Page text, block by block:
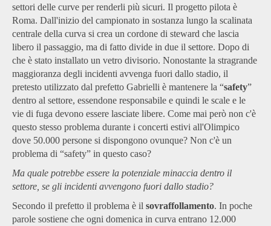
settori delle curve per renderli più sicuri. Il progetto pilota è
Roma. Dall'inizio del campionato in sostanza lungo la scalinata
centrale della curva si crea un cordone di steward che lascia
libero il passaggio, ma di fatto divide in due il settore. Dopo di
che è stato installato un vetro divisorio. Nonostante la stragrande
maggioranza degli incidenti avvenga fuori dallo stadio, il
pretesto utilizzato dal prefetto Gabrielli è mantenere la “safety”
dentro al settore, essendone responsabile e quindi le scale e le
vie di fuga devono essere lasciate libere. Come mai però non c'è
questo stesso problema durante i concerti estivi all'Olimpico
dove 50.000 persone si dispongono ovunque? Non c'è un
problema di “safety” in questo caso?
Ma quale potrebbe essere la potenziale minaccia dentro il
settore, se gli incidenti avvengono fuori dallo stadio?
Secondo il prefetto il problema è il sovraffollamento. In poche
parole sostiene che ogni domenica in curva entrano 12.000